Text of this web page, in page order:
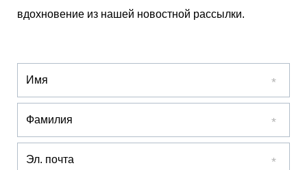
вдохновение из нашей новостной рассылки.